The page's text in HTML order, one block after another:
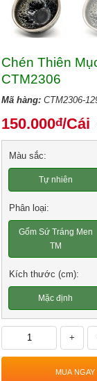
Chén Thiên
CTM2306
Mã hàng:CTM2306-
150.000đ/Cái
Màu sắc:
Tự nhiên
Phân loại:
Gốm Sứ Tráng Men
TM
Kích thước (cm):
Mặc định
+